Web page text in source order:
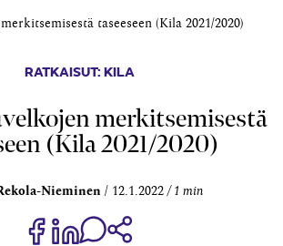
taseeseen (Kila 2021/2020)
RATKAISUT: KILA
merkitsemisestä
(Kila 2021/2020)
Nieminen 12.1.2022 1 min
Jaa Share on Facebook
Jaa Share on LinkedIn
Jaa WhatsApp-viestinä